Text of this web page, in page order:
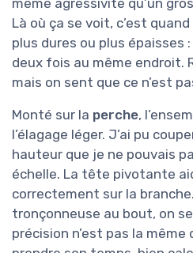
même agressivité qu’un
Là où ça se voit, c’est
plus dures ou plus
deux fois au même endroit.
mais on sent que ce n’est
Monté sur la perche,
l’élagage léger. J’ai pu
hauteur que je ne pouvais
échelle. La tête pivotante
correctement sur la
tronçonneuse au bout, on
précision n’est pas la même